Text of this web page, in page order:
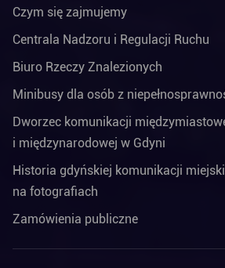
Czym się zajmujemy
Centrala Nadzoru i Regulacji Ruchu
Biuro Rzeczy Znalezionych
Minibusy dla osób z
Dworzec komunikacji
i międzynarodowej w Gdyni
Historia gdyńskiej komunikacji
na fotografiach
Zamówienia publiczne